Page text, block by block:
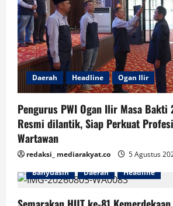
Daerah Headline Ogan Ilir
Pengurus PWI Ogan Ilir Masa
Resmi dilantik, Siap Perkuat
Wartawan
redaksi_ mediarakyat.co 5 Agustus
Banyuasin
Daerah Headline